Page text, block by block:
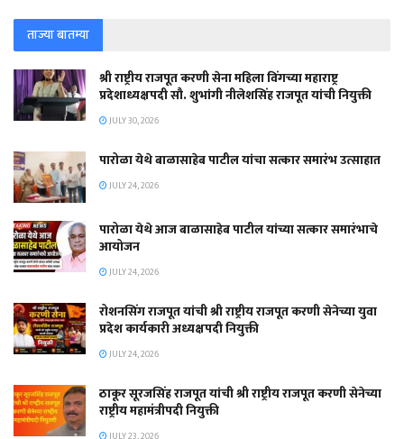
ताज्या बातम्या
श्री राष्ट्रीय राजपूत करणी सेना महिला विंगच्या महाराष्ट्र
प्रदेशाध्यक्षपदी सौ. शुभांगी नीलेशसिंह राजपूत यांची नियुक्ती
JULY 30, 2026
पारोळा येथे बाळासाहेब पाटील यांचा सत्कार समारंभ उत्साहात
JULY 24, 2026
पारोळा येथे आज बाळासाहेब पाटील यांच्या सत्कार समारंभाचे
आयोजन
JULY 24, 2026
रोशनसिंग राजपूत यांची श्री राष्ट्रीय राजपूत करणी सेनेच्या युवा
प्रदेश कार्यकारी अध्यक्षपदी नियुक्ती
JULY 24, 2026
ठाकूर सूरजसिंह राजपूत यांची श्री राष्ट्रीय राजपूत करणी सेनेच्या
राष्ट्रीय महामंत्रीपदी नियुक्ती